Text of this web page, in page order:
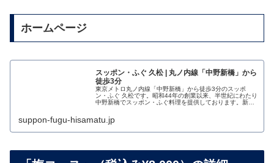
ホームページ
スッポン・ふぐ 久松 | 丸ノ内線「中野新橋」から
徒歩3分
東京メトロ丸ノ内線「中野新橋」から徒歩3分のスッポ
ン・ふぐ 久松です。昭和44年の創業以来、半世紀にわたり
中野新橋でスッポン・ふぐ料理を提供しております。新鮮
お手ごろな価格でご用意し、皆様...
suppon-fugu-hisamatu.jp